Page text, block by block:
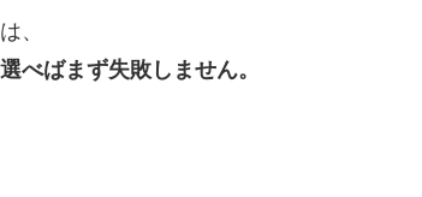
、
べばまず失敗しません。